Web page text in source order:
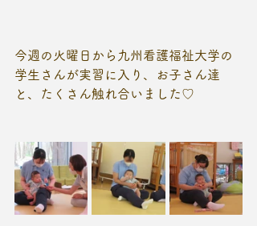
今週の火曜日から九州看護福祉大学の
学生さんが実習に入り、お子さん達
と、たくさん触れ合いました♡